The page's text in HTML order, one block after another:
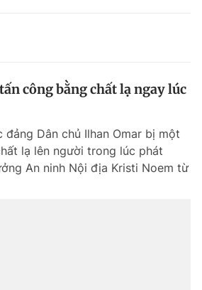
công bằng chất lạ ngay lúc
đảng Dân chủ Ilhan Omar bị một
lạ lên người trong lúc phát
An ninh Nội địa Kristi Noem từ